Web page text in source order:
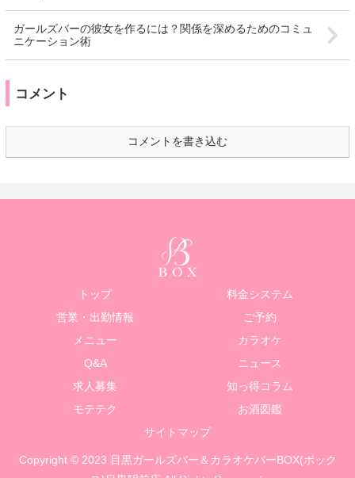
ガールズバーの彼女を作るには？関係を深めるためのコミュ
ニケーション術
コメント
コメントを書き込む
トップ
料金システム
営業・出勤情報
ご予約
メニュー
カラオケ
Q&A
ニュース
求人募集
知っ得コラム
モテテク
お酒図鑑
サイトマップ
Copyright © 2023 目黒ガールズバー＆カラオケバーBOX(ボック